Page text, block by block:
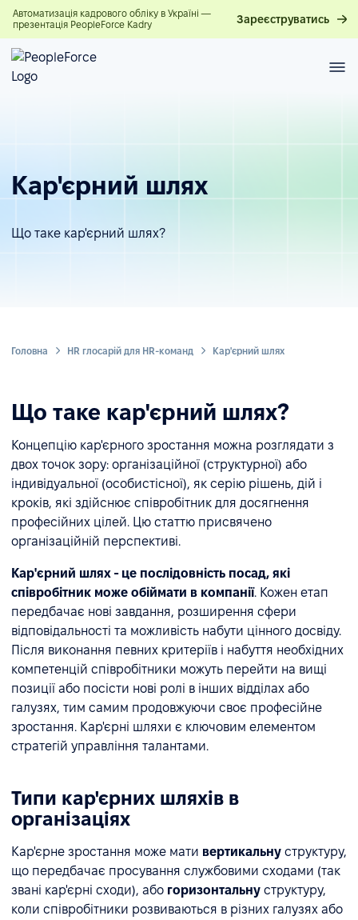
Автоматизація кадрового обліку в Україні —
презентація PeopleForce Kadry
Зареєструватись
Кар'єрний шлях
Що таке кар'єрний шлях?
Головна HR глосарій для HR-команд Кар'єрний шлях
Що таке кар'єрний шлях?
Концепцію кар'єрного зростання можна розглядати з
двох точок зору: організаційної (структурної) або
індивідуальної (особистісної), як серію рішень, дій і
кроків, які здійснює співробітник для досягнення
професійних цілей. Цю статтю присвячено
організаційній перспективі.
Кар'єрний шлях - це послідовність посад, які
співробітник може обіймати в компанії. Кожен етап
передбачає нові завдання, розширення сфери
відповідальності та можливість набути цінного досвіду.
Після виконання певних критеріїв і набуття необхідних
компетенцій співробітники можуть перейти на вищі
позиції або посісти нові ролі в інших відділах або
галузях, тим самим продовжуючи своє професійне
зростання. Кар'єрні шляхи є ключовим елементом
стратегій управління талантами.
Типи кар'єрних шляхів в
організаціях
Кар'єрне зростання може мати вертикальну структуру,
що передбачає просування службовими сходами (так
звані кар'єрні сходи), або горизонтальну структуру,
коли співробітники розвиваються в різних галузях або